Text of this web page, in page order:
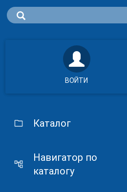
ВОЙТИ
Каталог
Навигатор по
каталогу